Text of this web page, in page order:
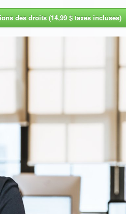
des droits (14,99 $ taxes incluses)